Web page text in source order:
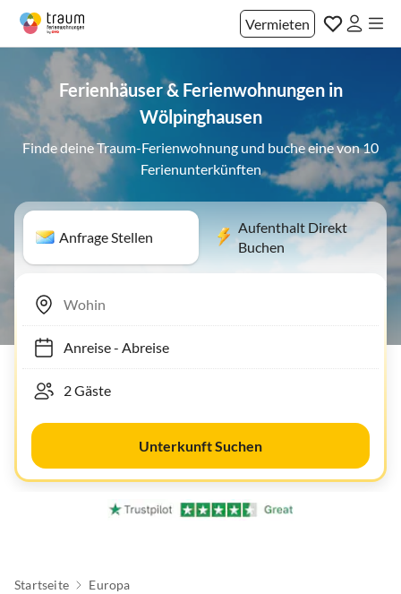
Vermieten
Ferienhäuser & Ferienwohnungen in
Wölpinghausen
Finde deine Traum-Ferienwohnung und buche eine von 10
Ferienunterkünften
Anfrage Stellen
Aufenthalt Direkt
Buchen
Anreise- Abreise
Unterkunft Suchen
Startseite Europa